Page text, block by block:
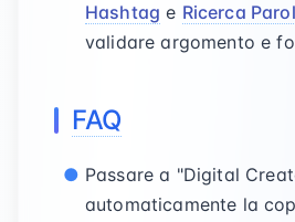
Hashtag e Ricerca
validare argomento e
FAQ
Passare a "Digital
automaticamente la